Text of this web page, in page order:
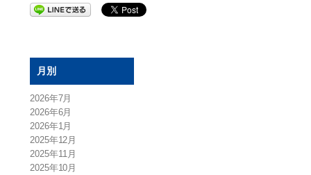
月別
2026年7月
2026年6月
2026年1月
2025年12月
2025年11月
2025年10月